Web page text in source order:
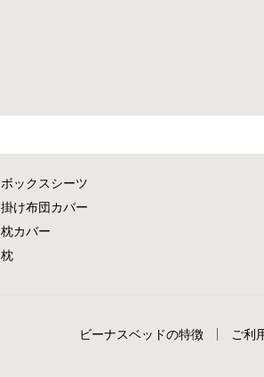
ボックスシーツ
掛け布団カバー
枕カバー
枕
ビーナスベッドの特徴 ご利